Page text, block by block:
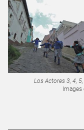
Los Actores 3, 4,